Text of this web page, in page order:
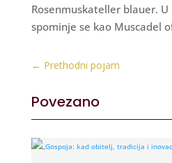
Rosenmuskateller blauer.
spominje se kao Muscadel
← Prethodni pojam
Povezano